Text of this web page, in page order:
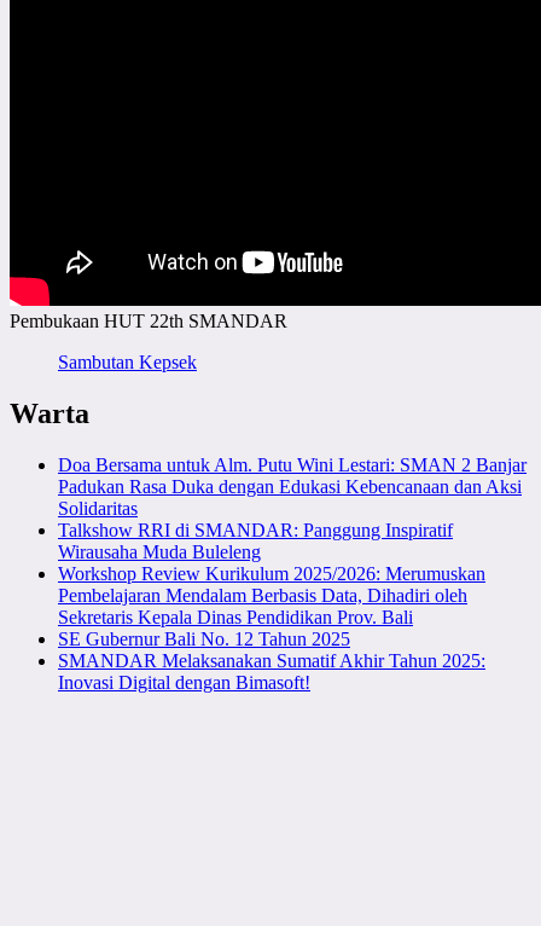
Pembukaan HUT 22th SMANDAR
Sambutan Kepsek
Warta
Doa Bersama untuk Alm. Putu Wini Lestari: SMAN 2 Banjar
Padukan Rasa Duka dengan Edukasi Kebencanaan dan Aksi
Solidaritas
Talkshow RRI di SMANDAR: Panggung Inspiratif
Wirausaha Muda Buleleng
Workshop Review Kurikulum 2025/2026: Merumuskan
Pembelajaran Mendalam Berbasis Data, Dihadiri oleh
Sekretaris Kepala Dinas Pendidikan Prov. Bali
SE Gubernur Bali No. 12 Tahun 2025
SMANDAR Melaksanakan Sumatif Akhir Tahun 2025:
Inovasi Digital dengan Bimasoft!